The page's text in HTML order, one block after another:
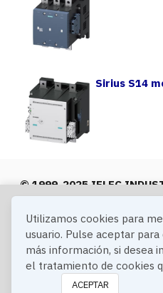
Sirius S14
© 1999-2025 IELEC
Legal
Utilizamos cookies para
usuario. Pulse aceptar
más información, si desea
el tratamiento de cookies
ACEPTAR